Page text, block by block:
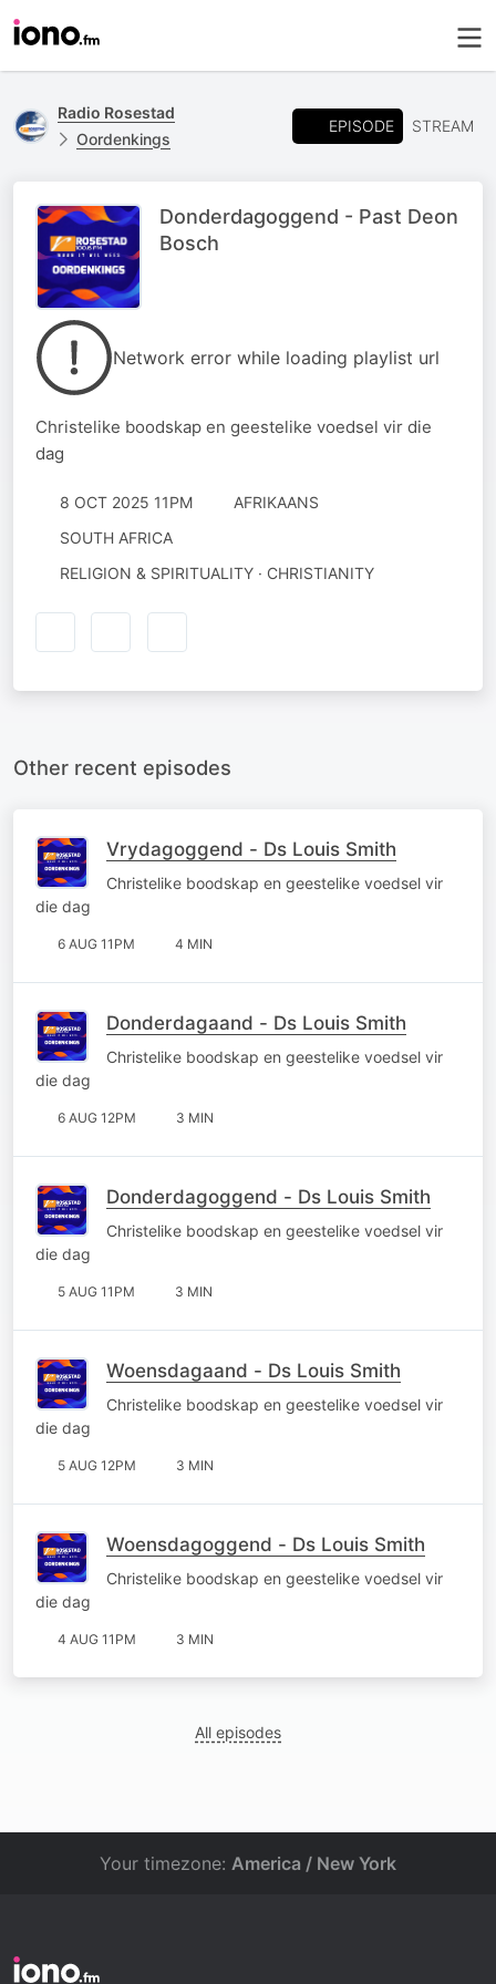
Radio Rosestad
Oordenkings
EPISODE STREAM
Donderdagoggend - Past Deon
Bosch
Network error while loading playlist url
Christelike boodskap en geestelike voedsel vir die
dag
8 OCT 2025 11PM
AFRIKAANS
SOUTH AFRICA
RELIGION & SPIRITUALITY · CHRISTIANITY
Other recent episodes
Vrydagoggend - Ds Louis Smith
Christelike boodskap en geestelike voedsel vir
die dag
6 AUG 11PM 4 MIN
Donderdagaand - Ds Louis Smith
Christelike boodskap en geestelike voedsel vir
die dag
6 AUG 12PM 3 MIN
Donderdagoggend - Ds Louis Smith
Christelike boodskap en geestelike voedsel vir
die dag
5 AUG 11PM 3 MIN
Woensdagaand - Ds Louis Smith
Christelike boodskap en geestelike voedsel vir
die dag
5 AUG 12PM 3 MIN
Woensdagoggend - Ds Louis Smith
Christelike boodskap en geestelike voedsel vir
die dag
4 AUG 11PM 3 MIN
All episodes
Your timezone: America / New York